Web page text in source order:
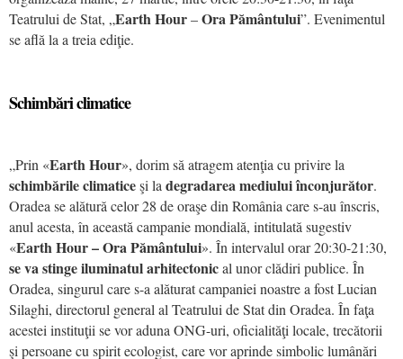
Teatrului de Stat, „Earth Hour–Ora Pământului”. Evenimentul
se află la a treia ediţie.
Schimbări climatice
„Prin «Earth Hour», dorim să atragem atenţia cu privire la
schimbările climaticeşi la degradarea mediului înconjurător.
Oradea se alătură celor 28 de oraşe din România care s-au înscris,
anul acesta, în această campanie mondială, intitulată sugestiv
«Earth Hour – Ora Pământului». În intervalul orar 20:30-21:30,
se va stinge iluminatul arhitectonical unor clădiri publice. În
Oradea, singurul care s-a alăturat campaniei noastre a fost Lucian
Silaghi, directorul general al Teatrului de Stat din Oradea. În faţa
acestei instituţii se vor aduna ONG-uri, oficialităţi locale, trecătorii
şi persoane cu spirit ecologist, care vor aprinde simbolic lumânări